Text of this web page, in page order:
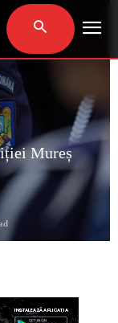
Mureș